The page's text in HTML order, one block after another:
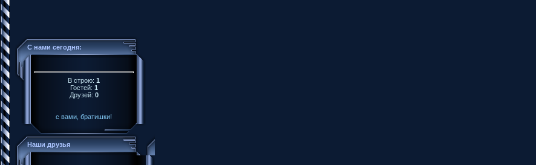
С нами сегодня:
В строю: 1
Гостей: 1
Друзей: 0
с вами, братишки!
Наши друзья